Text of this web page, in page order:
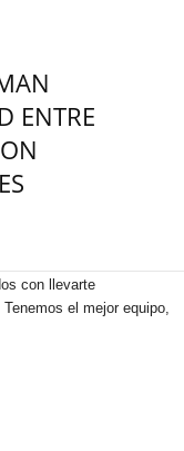
ENTRE
con llevarte
el mejor equipo,